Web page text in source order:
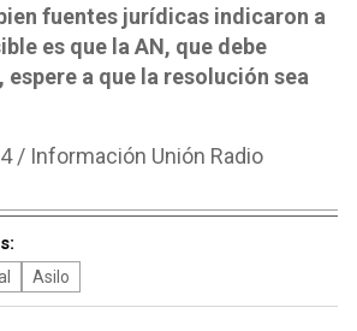
fuentes jurídicas indicaron a
es que la AN, que debe
a que la resolución sea
/ Información Unión Radio
Asilo